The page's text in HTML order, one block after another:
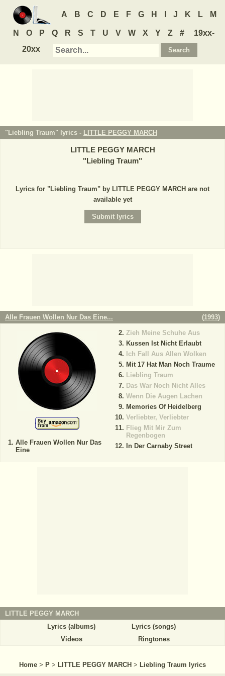
A B C D E F G H J K L M
N O P Q R S T U V W X Y Z #
19xx-
20xx
"Liebling Traum" lyrics - LITTLE PEGGY MARCH
LITTLE PEGGY MARCH
"Liebling Traum"
Lyrics for "Liebling Traum" by LITTLE PEGGY MARCH are not
available yet
Alle Frauen Wollen Nur Das Eine... (1993)
Alle Frauen Wollen Nur Das
Eine
Zieh Meine Schuhe Aus
Kussen Ist Nicht Erlaubt
Ich Fall Aus Allen Wolken
Mit 17 Hat Man Noch Traume
Liebling Traum
Das War Noch Nicht Alles
Wenn Die Augen Lachen
Memories Of Heidelberg
Verliebter, Verliebter
Flieg Mit Mir Zum
Regenbogen
In Der Carnaby Street
LITTLE PEGGY MARCH
Lyrics (albums)
Lyrics (songs)
Videos
Ringtones
Home > P > LITTLE PEGGY MARCH > Liebling Traum lyrics